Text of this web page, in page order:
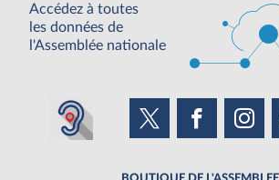
Accédez à toutes
les données de
l'Assemblée nationale